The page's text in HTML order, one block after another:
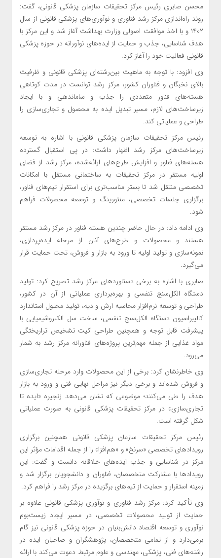
محسن صابری رئیس مرکز تحقیقات سازمان پزشکی قانونی، گفت:
روند راه‌اندازی مرکز رشد فناوری و نوآوری‌های پزشکی قانونی از سال
۱۴۰۲ و با اخذ موافقت اصولی وزارت بهداشت آغاز شد و این مرکز با
هدف شناسایی، جذب و حمایت از ایده‌های نوآورانه در حوزه پزشکی
قانونی فعالیت خود را آغاز کرد.
وی افزود: با توجه به ماهیت بین‌رشته‌ای پزشکی قانونی و ظرفیت
بالای نخبگان و فناوران کشور، مرکز رشد توانست در مدت کوتاهی
هسته‌های فناور متعددی را جذب و ساماندهی و با ایجاد
زیرساخت‌های لازم، مسیر تبدیل ایده به محصول و تجاری‌سازی را
طراحی و عملیاتی کند.
رئیس مرکز تحقیقات سازمان پزشکی قانونی با اشاره به توسعه
زیرساخت‌های مرکز رشد اظهار داشت: در پی استقبال گسترده
هسته‌های فناور و افزایش طرح‌های ارائه‌شده، مرکز رشد از فضای
اولیه مستقر در مرکز تحقیقات به ساختمانی مستقل با امکانات
تخصصی منتقل شد تا بستر مناسب‌تری برای استقرار تیم‌های فناور،
برگزاری جلسات تخصصی، منتورینگ و توسعه محصولات فراهم
شود.
وی ادامه داد: در حال حاضر چندین هسته فناور در مرکز رشد مستقر
هستند و محصولات و طرح‌های آنان از مرحله ایده‌پردازی،
نمونه‌سازی و تولید اولیه تا ورود به بازار و فروش، تحت حمایت قرار
می‌گیرد.
صابری با اشاره به برخی دستاوردهای مرکز رشد تصریح کرد: تولید
دستگاه الکل‌سنج تنفسی و بهره‌برداری عملیاتی از آن در کشور،
طراحی و توسعه نرم‌افزار محاسبه ارش و دیه، تولید محلول استاندارد
کالیبراسیون دستگاه الکل‌سنج تنفسی، ساخت سل الکتروشیمیایی با
پیشرفت قابل توجه و همچنین طراحی کیت تشخیص تراریختگی
مواد غذایی از جمله مهم‌ترین پروژه‌های فناورانه مرکز رشد به شمار
می‌رود.
وی خاطرنشان کرد: برخی از این محصولات وارد مرحله تجاری‌سازی
و فروش شده‌اند و برخی دیگر نیز مراحل نهایی فنی و ورود به بازار
هدف را طی می‌کنند؛ موضوعی که نشان می‌دهد زنجیره «ایده تا
تجاری‌سازی» در مرکز تحقیقات پزشکی قانونی به صورت عملیاتی
شکل گرفته است.
رئیس مرکز تحقیقات سازمان پزشکی قانونی همچنین برگزاری
رویدادهای تخصصی «سرنخ» و «هم‌افزا» را از جمله اقدامات مؤثر این
مرکز در شناسایی و جذب ایده‌های خلاقانه دانست و گفت: این
رویدادها با مشارکت متخصصان، فناوران و دانشجویان برگزار شد و
زمینه استقرار و حمایت از تیم‌های برگزیده در مرکز رشد را فراهم کرد.
وی تأکید کرد: مرکز رشد فناوری و نوآوری پزشکی قانونی علاوه بر
حمایت از تولید محصولات تخصصی، در مسیر ایجاد زیست‌بوم
نوآوری و توسعه اقتصاد دانش‌بنیان در حوزه پزشکی قانونی نیز گام
برمی‌دارد و از تمامی متخصصان، پژوهشگران و صاحبان ایده در
رشته‌های فنی، پزشکی، مهندسی و علوم مرتبط دعوت می‌کند با ارائه